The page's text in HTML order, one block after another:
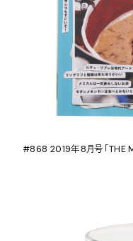
#868 2019年8月号「THE